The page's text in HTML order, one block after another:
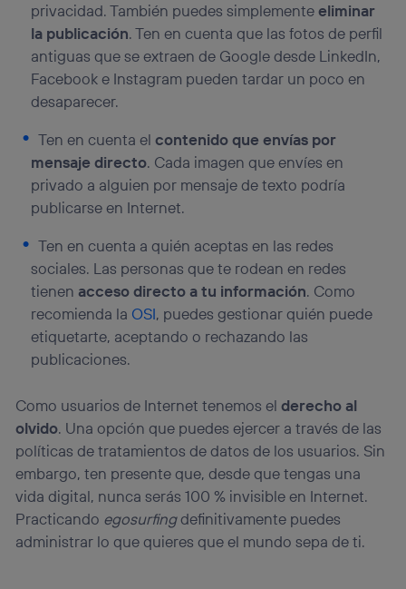
privacidad. También puedes simplementeeliminar
la publicación. Ten en cuenta que las fotos de perfil
antiguas que se extraen de Google desde LinkedIn,
Facebook e Instagram pueden tardar un poco en
desaparecer.
Ten en cuenta elcontenido que envías por
mensaje directo. Cada imagen que envíes en
privado a alguien por mensaje de texto podría
publicarse en Internet.
Ten en cuenta a quién aceptas en las redes
sociales. Las personas que te rodean en redes
tienen acceso directo a tu información. Como
recomienda la OSI, puedes gestionar quién puede
etiquetarte, aceptando o rechazando las
publicaciones.
Como usuarios de Internet tenemos elderecho al
olvido. Una opción que puedes ejercer a través de las
políticas de tratamientos de datos de los usuarios. Sin
embargo, ten presente que, desde que tengas una
vida digital, nunca serás 100 % invisible en Internet.
Practicando egosurfingdefinitivamente puedes
administrar lo que quieres que el mundo sepa de ti.